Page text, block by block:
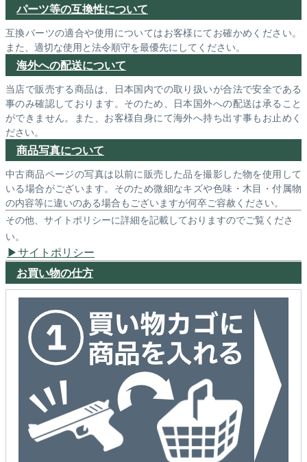
パーツ等の互換性について
互換パーツの適合や使用についてはお客様にてお確かめください。
また、適切な使用と法令順守を最優先にしてください。
海外への配送について
当店で販売する商品は、日本国内での取り扱いが合法で安全である
事のみ確認しております。そのため、日本国外への配送は承ること
ができません。また、お客様自身にて海外へ持ち出す事もお止めく
ださい。
商品写真について
中古商品ページの写真は以前に販売した品を撮影した物を使用して
いる場合がございます。そのため微細なキズや色味・木目・付属物
の内容等に違いのある場合もございますが何卒ご容赦ください。
その他、サイトポリシーに詳細を記載しておりますのでご覧くださ
い。
サイトポリシー
お買い物の仕方